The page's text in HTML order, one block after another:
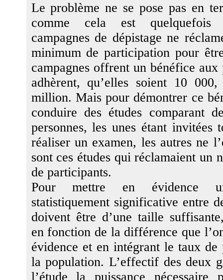
Le problème ne se pose pas en
comme cela est quelquefois
campagnes de dépistage ne
minimum de participation pour
campagnes offrent un bénéfice aux
adhèrent, qu’elles soient 10
million. Mais pour démontrer ce
conduire des études comparant
personnes, les unes étant invitées
réaliser un examen, les autres ne
sont ces études qui réclamaient un
de participants.
Pour mettre en évidence
statistiquement significative entre
doivent être d’une taille
en fonction de la différence que
évidence et en intégrant le taux
la population. L’effectif des deux
l’étude la puissance nécessaire